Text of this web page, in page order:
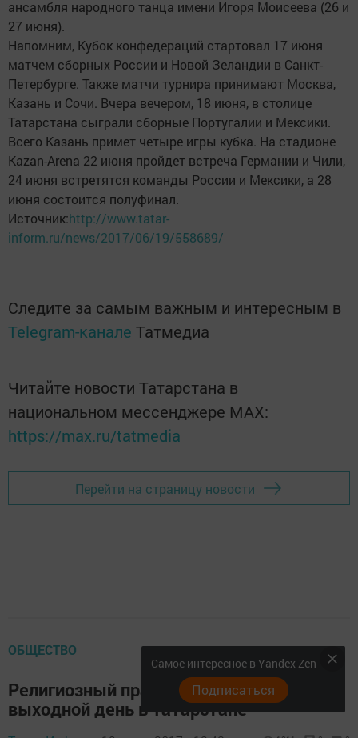
ансамбля народного танца имени Игоря Моисеева (26 и
27 июня).
Напомним, Кубок конфедераций стартовал 17 июня
матчем сборных России и Новой Зеландии в Санкт-
Петербурге. Также матчи турнира принимают Москва,
Казань и Сочи. Вчера вечером, 18 июня, в столице
Татарстана сыграли сборные Португалии и Мексики.
Всего Казань примет четыре игры кубка. На стадионе
Kazan-Arena 22 июня пройдет встреча Германии и Чили,
24 июня встретятся команды России и Мексики, а 28
июня состоится полуфинал.
Источник:http://www.tatar-
inform.ru/news/2017/06/19/558689/
Следите за самым важным и интересным в
Telegram-канале Татмедиа
Читайте новости Татарстана в
национальном мессенджере MАХ:
https://max.ru/tatmedia
Перейти на страницу новости
ОБЩЕСТВО
Религиозный праздник добавит
выходной день в Татарстане
Самое интересное в Yandex Zen
Подписаться